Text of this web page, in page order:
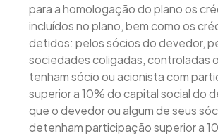
para a homologação do plano os
incluídos no plano, bem como os
detidos: pelos sócios do devedor,
sociedades coligadas, controladas
tenham sócio ou acionista com
superior a 10% do capital social do
que o devedor ou algum de seus
detenham participação superior a